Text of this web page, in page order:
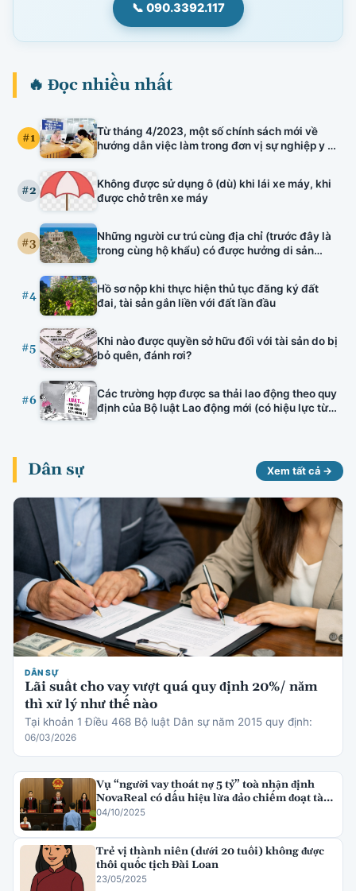
📞 090.3392.117
🔥 Đọc nhiều nhất
#1
Từ tháng 4/2023, một số chính sách mới về
hướng dẫn việc làm trong đơn vị sự nghiệp y tế
tuyên truyền viên văn hóa, bảo lãnh nhà ở hình
thành trong tương lai, đấu thầu thuốc có hiệu
#2
Không được sử dụng ô (dù) khi lái xe máy, khi
được chở trên xe máy
#3
Những người cư trú cùng địa chỉ (trước đây là
trong cùng hộ khẩu) có được hưởng di sản
#4
Hồ sơ nộp khi thực hiện thủ tục đăng ký đất
đai, tài sản gắn liền với đất lần đầu
#5
Khi nào được quyền sở hữu đối với tài sản do bị
bỏ quên, đánh rơi?
#6
Các trường hợp được sa thải lao động theo quy
định của Bộ luật Lao động mới (có hiệu lực từ
Dân sự Xem tất cả →
DÂN SỰ
Lãi suất cho vay vượt quá quy định 20%/ năm
thì xử lý như thế nào
Tại khoản 1 Điều 468 Bộ luật Dân sự năm 2015 quy định:
06/03/2026
Vụ “người vay thoát nợ 5 tỷ” toà nhận định
NovaReal có dấu hiệu lừa đảo chiếm đoạt tài
sản
04/10/2025
Trẻ vị thành niên (dưới 20 tuổi) không được
thôi quốc tịch Đài Loan
23/05/2025